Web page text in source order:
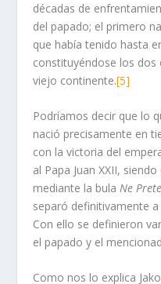
décadas de
del papado; el primero
que había tenido hasta
constituyéndose los dos
viejo continente.[5]
Podríamos decir que lo
nació precisamente en
con la victoria del
al Papa Juan XXII,
mediante la bulaNe
separó definitivamente
Con ello se definieron
el papado y el
Como nos lo explica